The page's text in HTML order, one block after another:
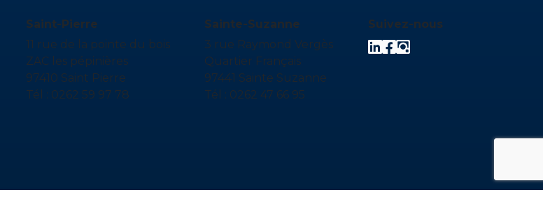
Saint-Pierre
11 rue de la pointe du bois
ZAC les pépinières
97410 Saint Pierre
Tél : 0262 59 97 78
Sainte-Suzanne
3 rue Raymond Vergès
Quartier Français
97441 Sainte Suzanne
Tél : 0262 47 66 95
Suivez-nous